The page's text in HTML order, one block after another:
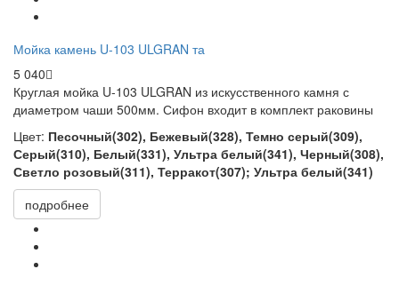
Мойка камень U-103 ULGRAN та
5 040
Круглая мойка U-103 ULGRAN из искусственного камня с
диаметром чаши 500мм. Сифон входит в комплект раковины
Цвет: Песочный(302), Бежевый(328), Темно серый(309),
Серый(310), Белый(331), Ультра белый(341), Черный(308),
Светло розовый(311), Терракот(307); Ультра белый(341)
подробнее